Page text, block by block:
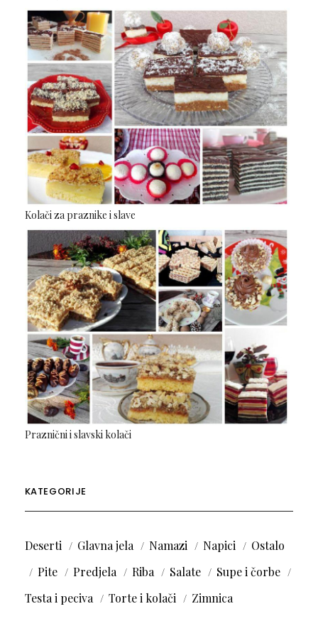
Kolači za praznike i slave
Praznični i slavski kolači
KATEGORIJE
Deserti Glavna jela Namazi Napici
Ostalo
Pite
Predjela Riba Salate
Supe i čorbe
Testa i peciva
Torte i kolači Zimnica